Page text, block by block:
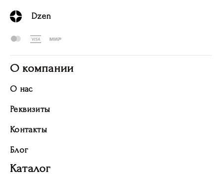
Dzen
О компании
О нас
Реквизиты
Контакты
Блог
Каталог